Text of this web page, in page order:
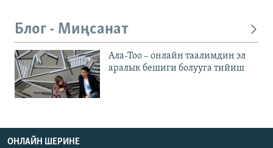
Блог - Миңсанат
Ала-Тоо – онлайн таалимдин эл
аралык бешиги болууга тийиш
ОНЛАЙН ШЕРИНЕ